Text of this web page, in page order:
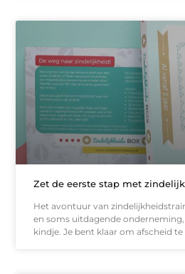
Zet de eerste stap met
Het avontuur van
en soms uitdagende
kindje. Je bent klaar om afscheid